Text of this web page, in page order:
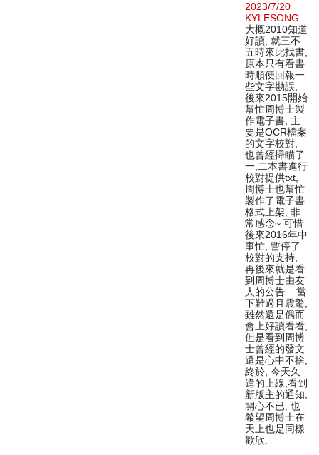
2023/7/20
KYLESONG
大概2010知道
好讀, 就三不
五時來此找書,
原本只有看書
時順便回報一
些文字勘誤,
後來2015開始
幫忙周博士製
作電子書, 主
要是OCR檔案
的文字校對,
也曾經掃瞄了
一,二本書進行
校對提供txt,
周博士也幫忙
製作了電子書
格式上架, 非
常感念~ 可惜
後來2016年中
事忙, 暫停了
校對的支持,
再後來就是看
到周博士由友
人的公告....當
下難過且震驚,
雖然還是偶而
會上好讀看看,
但是看到周博
士曾經的發文
還是心中不捨,
終於, 今天久
違的上線,看到
新版主的通知,
開心不已, 也
希望周博士在
天上也是同樣
歡欣.